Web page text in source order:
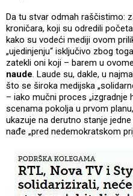
Da tu stvar odmah raščistimo:
kroničara, koji su odredili
kako su vodeći mediji ovom
„ujedinjenju“ isključivo zbog
zatekli oni koji – barem u
naude. Laude su, dakle, u
što se široka medijska
– iako mučni proces „izgradnje
scenama pokolja u prvom
ukazuje na derutno stanje
nađe „pred nedemokratskom